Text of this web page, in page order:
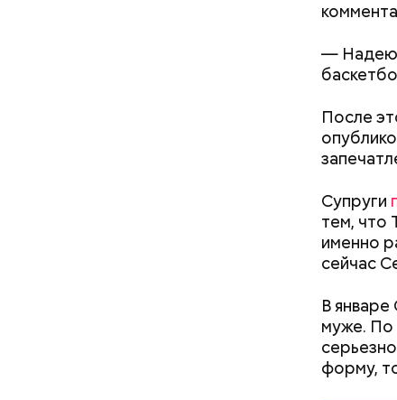
—
После
Супруги
тем, что
именно
сейчас
В январе
муже. По
форму,
они
Как поменять батареи дома и